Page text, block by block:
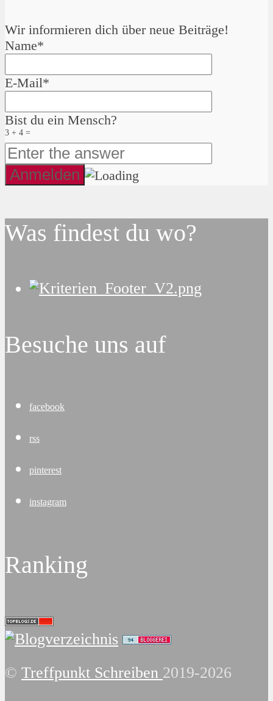
Wir informieren dich über neue Beiträge!
Name*
E-Mail*
Bist du ein Mensch?
3 + 4 =
Was findest du wo?
Besuche uns auf
facebook
rss
pinterest
instagram
Ranking
© Treffpunkt Schreiben 2019-2026